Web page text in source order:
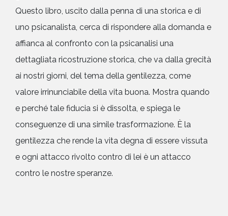
Questo libro, uscito dalla penna di una storica e di
uno psicanalista, cerca di rispondere alla domanda e
affianca al confronto con la psicanalisi una
dettagliata ricostruzione storica, che va dalla grecità
ai nostri giorni, del tema della gentilezza, come
valore irrinunciabile della vita buona. Mostra quando
e perché tale fiducia si è dissolta, e spiega le
conseguenze di una simile trasformazione. È la
gentilezza che rende la vita degna di essere vissuta
e ogni attacco rivolto contro di lei è un attacco
contro le nostre speranze.